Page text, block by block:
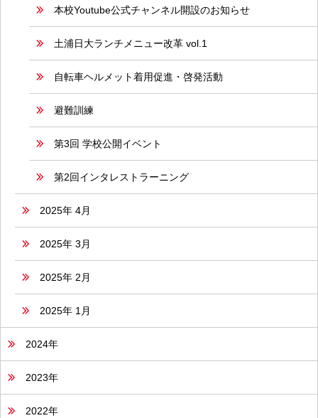
本校Youtube公式チャンネル開設のお知らせ
土浦日大ランチメニュー改革 vol.1
自転車ヘルメット着用促進・啓発活動
避難訓練
第3回 学校公開イベント
第2回インタレストラーニング
2025年 4月
2025年 3月
2025年 2月
2025年 1月
2024年
2023年
2022年